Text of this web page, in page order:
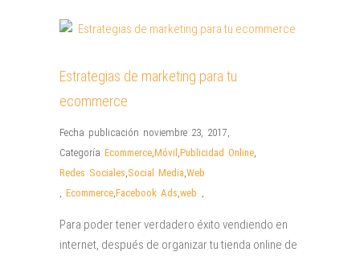
Estrategias de marketing para tu
ecommerce
Fecha publicación noviembre 23, 2017,
Categoría Ecommerce,Móvil ,Publicidad Online,
Redes Sociales,Social Media,Web
, Ecommerce,Facebook Ads,web ,
Para poder tener verdadero éxito vendiendo en
internet, después de organizar tu tienda online de